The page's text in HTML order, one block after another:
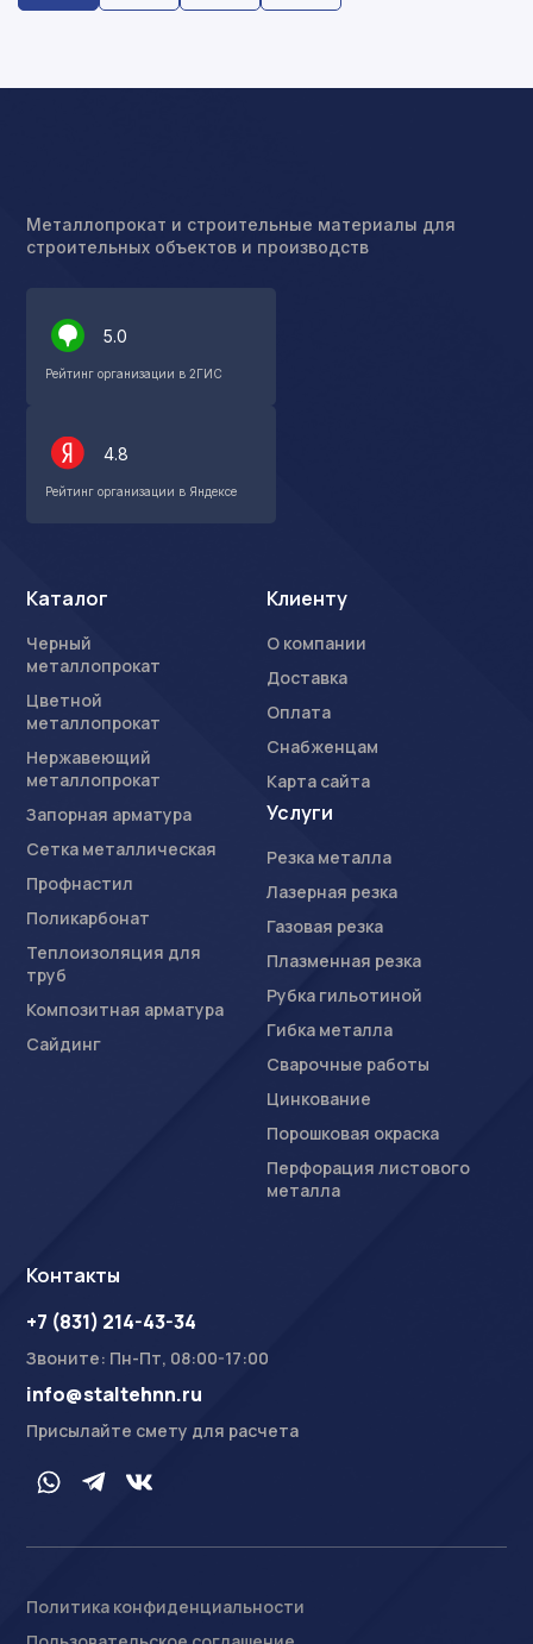
Металлопрокат и строительные материалы для
строительных объектов и производств
5.0
Рейтинг организации в 2ГИС
4.8
Рейтинг организации в Яндексе
Каталог
Черный
металлопрокат
Цветной
металлопрокат
Нержавеющий
металлопрокат
Запорная арматура
Сетка металлическая
Профнастил
Поликарбонат
Теплоизоляция для
труб
Композитная арматура
Сайдинг
Клиенту
О компании
Доставка
Оплата
Снабженцам
Карта сайта
Услуги
Резка металла
Лазерная резка
Газовая резка
Плазменная резка
Рубка гильотиной
Гибка металла
Сварочные работы
Цинкование
Порошковая окраска
Перфорация листового
металла
Контакты
+7 (831) 214-43-34
Звоните: Пн-Пт, 08:00-17:00
info@staltehnn.ru
Присылайте смету для расчета
Политика конфиденциальности